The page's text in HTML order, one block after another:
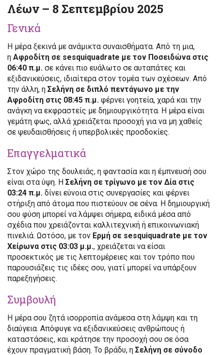
Λέων – 8 Σεπτεμβρίου 2025
Γενικά
Η μέρα ξεκινά με ανάμικτα συναισθήματα. Από τη μια,
η Αφροδίτη σε sesquiquadrate με τον Ποσειδώνα στις
06:40 π.μ. σε κάνει πιο ευάλωτο σε αυταπάτες και
εξιδανικεύσεις, ιδιαίτερα στον τομέα των σχέσεων. Από
την άλλη, η Σελήνη σε διπλό πεντάγωνο με την
Αφροδίτη στις 08:45 π.μ. φέρνει γοητεία, χαρά και την
ανάγκη να εκφραστείς με δημιουργικότητα. Η μέρα είναι
γεμάτη φως, αλλά χρειάζεται προσοχή για να μη χαθείς
σε ψευδαισθήσεις ή υπερβολικές προσδοκίες.
Επαγγελματικά
Στον χώρο της δουλειάς, η φαντασία και η έμπνευσή σου
είναι στα ύψη. Η Σελήνη σε τρίγωνο με τον Δία στις
03:24 π.μ. δίνει εύνοια στις συνεργασίες και φέρνει
στήριξη από άτομα που πιστεύουν σε σένα. Η δημιουργική
σου φύση μπορεί να λάμψει σήμερα, ειδικά μέσα από
σχέδια που χρειάζονται καλλιτεχνική ή επικοινωνιακή
πινελιά. Ωστόσο, με τον Ερμή σε sesquiquadrate με τον
Χείρωνα στις 03:03 μ.μ., χρειάζεται να είσαι
προσεκτικός με τις λεπτομέρειες και τον τρόπο που
παρουσιάζεις τις ιδέες σου, γιατί μπορεί να υπάρξουν
παρεξηγήσεις.
Συμβουλή
Η μέρα σου ζητά ισορροπία ανάμεσα στη λάμψη και τη
διαύγεια. Απόφυγε να εξιδανικεύσεις ανθρώπους ή
καταστάσεις, και κράτησε την προσοχή σου σε όσα
έχουν πραγματική βάση. Το βράδυ, η Σελήνη σε σύνοδο